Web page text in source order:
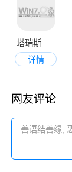
塔瑞斯世界
详情
网友评论